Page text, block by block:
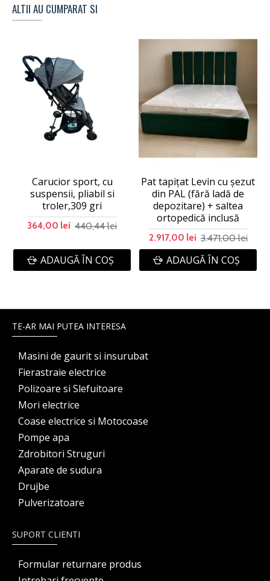
ALTII AU CUMPARAT SI
Carucior sport, cu
suspensii, pliabil si
troler,309 gri
364,00 lei 440,44 lei
ADAUGĂ ÎN COŞ
Pat tapițat Levin cu șezut
din PAL (fără ladă de
depozitare) + saltea
ortopedică inclusă
2.917,00 lei 3.471,00 lei
ADAUGĂ ÎN COŞ
TE-AR MAI PUTEA INTERESA
Masini de gaurit si insurubat
Fierastraie electrice
Polizoare si Slefuitoare
Mori electrice
Coase electrice si Motocoase
Pompe apa
Zdrobitori Struguri
Aparate de sudura
Drujbe
Pulverizatoare
SUPORT CLIENTI
Formular returnare produs